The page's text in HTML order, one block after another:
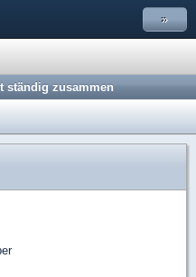
»
ständig zusammen